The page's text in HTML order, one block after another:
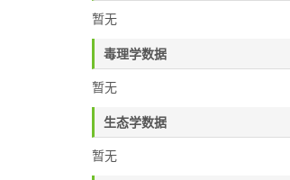
暂无
毒理学数据
暂无
生态学数据
暂无